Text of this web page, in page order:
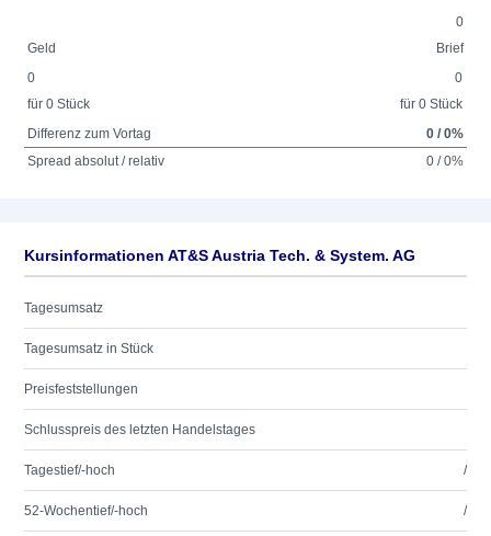
0
Geld
Brief
0
für 0 Stück
0
für 0 Stück
Differenz zum Vortag
0 / 0%
Spread absolut / relativ
0 / 0%
Kursinformationen AT&S Austria Tech. & System. AG
Tagesumsatz
Tagesumsatz in Stück
Preisfeststellungen
Schlusspreis des letzten Handelstages
Tagestief/-hoch /
52-Wochentief/-hoch /